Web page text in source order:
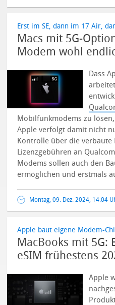
Erst im SE, dann im 17 Air,
Macs mit 5G-
Modem wohl
Dass
Mobilfunkmodems zu
Apple verfolgt damit nicht
Kontrolle über die verbaute
Lizenzgebühren an
Modems sollen auch den
ermöglichen und erstmals
Montag, 09. Dez. 2024, 14:04
Apple baut eigene Modem-
MacBooks mit 5G:
eSIM frühestens
Apple